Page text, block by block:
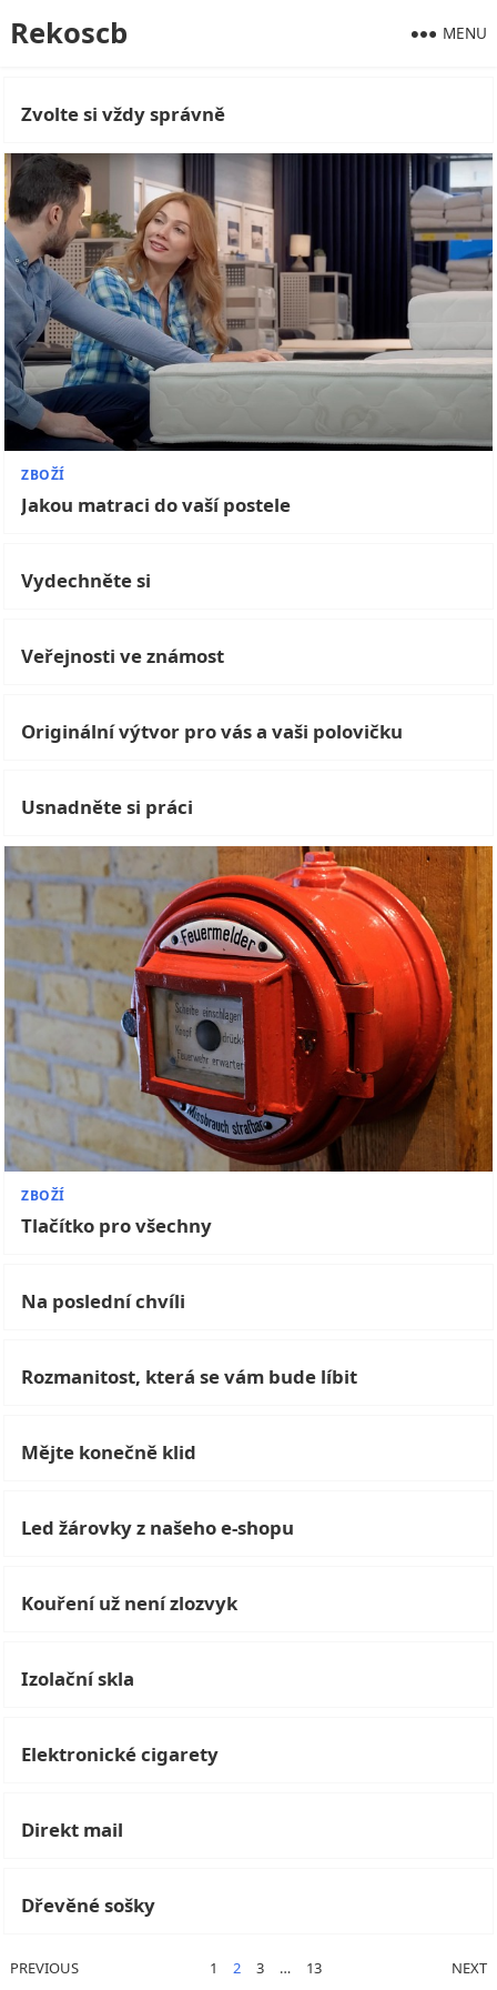
Rekoscb MENU
Zvolte si vždy správně
ZBOŽÍ
Jakou matraci do vaší postele
Vydechněte si
Veřejnosti ve známost
Originální výtvor pro vás a vaši polovičku
Usnadněte si práci
ZBOŽÍ
Tlačítko pro všechny
Na poslední chvíli
Rozmanitost, která se vám bude líbit
Mějte konečně klid
Led žárovky z našeho e-shopu
Kouření už není zlozvyk
Izolační skla
Elektronické cigarety
Direkt mail
Dřevěné sošky
STRÁNKOVÁNÍ
PREVIOUS 1 2 3 … 13 NEXT